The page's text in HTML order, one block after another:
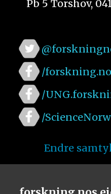
Pb 5 Torshov,
/forskning.no
/
/
Endre